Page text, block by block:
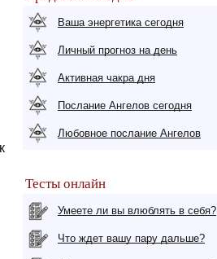
Ваша энергетика сегодня
Личный прогноз на день
Активная чакра дня
Послание Ангелов сегодня
Любовное послание Ангелов
Тесты онлайн
Умеете ли вы влюблять в себя?
Что ждет вашу пару дальше?